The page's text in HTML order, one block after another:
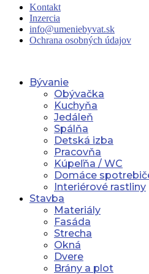
Kontakt
Inzercia
info@umeniebyvat.sk
Ochrana osobných údajov
Bývanie
Obývačka
Kuchyňa
Jedáleň
Spálňa
Detská izba
Pracovňa
Kúpeľňa / WC
Domáce
Interiérové rastliny
Stavba
Materiály
Fasáda
Strecha
Okná
Dvere
Brány a plot